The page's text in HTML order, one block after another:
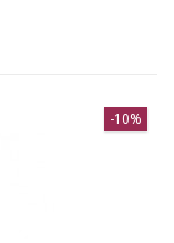
-10%